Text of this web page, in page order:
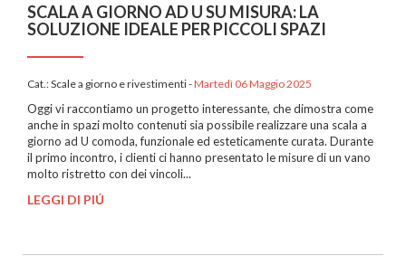
SCALA A GIORNO AD U SU MISURA: LA
SOLUZIONE IDEALE PER PICCOLI SPAZI
Cat.:Scale a giorno e rivestimenti-Martedì 06 Maggio 2025
Oggi vi raccontiamo un progetto interessante, che dimostra come
anche in spazi molto contenuti sia possibile realizzare una scala a
giorno ad U comoda, funzionale ed esteticamente curata. Durante
il primo incontro, i clienti ci hanno presentato le misure di un vano
molto ristretto con dei vincoli...
LEGGI DI PIÚ